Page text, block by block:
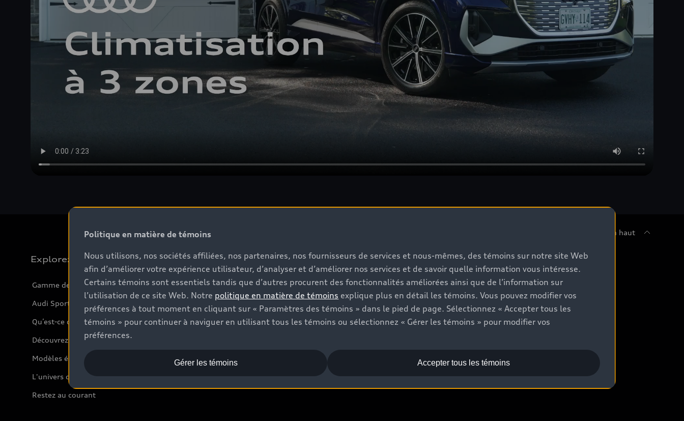
Retour en haut
Explorez
Gamme de modèles
Audi Sport
Qu’est-ce que l’e-tron
Découvrez nos VUS
Modèles électriques
L'univers d'Audi
Restez au courant
Vendez
Offres
Véhicules neufs
Achetez
Communiquer avec un concessionnaire
Évaluation aux fins d’échange
Location et financement
Politique en matière de témoins
Nous utilisons, nos sociétés affiliées, nos partenaires, nos fournisseurs de services et nous-mêmes, des témoins sur notre site Web
afin d’améliorer votre expérience utilisateur, d’analyser et d’améliorer nos services et de savoir quelle information vous intéresse.
Certains témoins sont essentiels tandis que d’autres procurent des fonctionnalités améliorées ainsi que de l’information sur
l’utilisation de ce site Web. Notre politique en matière de témoins explique plus en détail les témoins. Vous pouvez modifier vos
préférences à tout moment en cliquant sur « Paramètres des témoins » dans le pied de page. Sélectionnez « Accepter tous les
témoins » pour continuer à naviguer en utilisant tous les témoins ou sélectionnez « Gérer les témoins » pour modifier vos
préférences.
Accepter tous les témoins
Gérer les témoins